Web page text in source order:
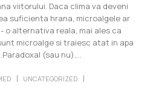
viitorului. Daca clima va deveni
suficienta hrana, microalgele ar
o alternativa reala, mai ales ca
microalge si traiesc atat in apa
(sau nu),...
UNCATEGORIZED